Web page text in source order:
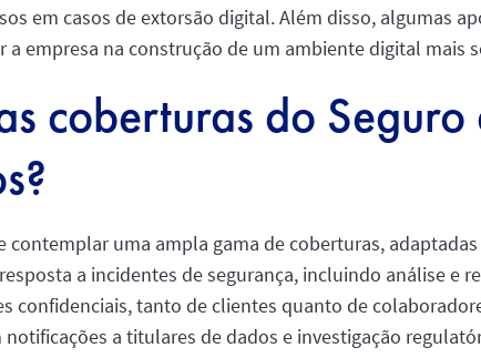
em casos de extorsão digital. Além disso, algumas
a empresa na construção de um ambiente digital mais
coberturas do Seguro
contemplar uma ampla gama de coberturas,
a incidentes de segurança, incluindo análise e
confidenciais, tanto de clientes quanto de
notificações a titulares de dados e investigação